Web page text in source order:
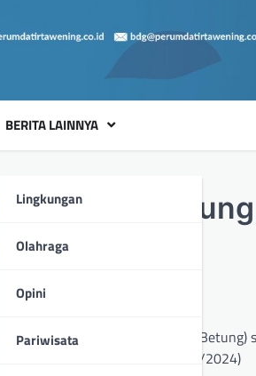
BERITA LAINNYA
Lingkungan
Olahraga
Opini
Pariwisata
Kades
dari tingkat terendah( Kades Betung)
jawabnya.Selasa (17/09/2024)